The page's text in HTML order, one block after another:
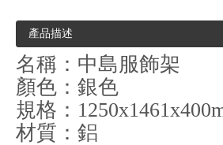
產品描述
名稱：中島服飾架
顏色：銀色
規格：
材質：鋁